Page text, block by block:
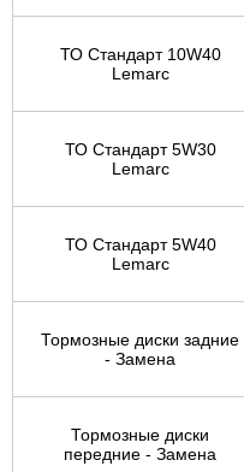
ТО Стандарт 10W40
Lemarc
ТО Стандарт 5W30
Lemarc
ТО Стандарт 5W40
Lemarc
Тормозные диски задние
- Замена
Тормозные диски
передние - Замена